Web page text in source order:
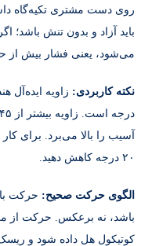
روی دست مشتری تکیه‌گاه
می‌شود، یعنی فشار بیش از
نکته کاربردی:
۲۰ درجه کاهش دهید.
الگوی حرکت صحیح: حرکت
باشد، نه برعکس. حرکت از
کوتیکول هل داده شود و